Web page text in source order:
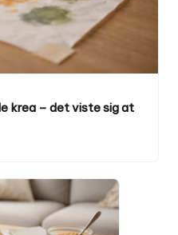
krea – det viste sig at